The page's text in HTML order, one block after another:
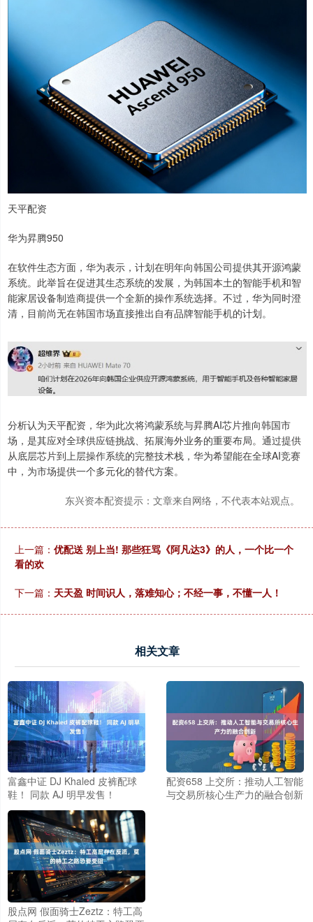
天平配资
华为昇腾950
在软件生态方面，华为表示，计划在明年向韩国公司提供其开源鸿蒙
系统。此举旨在促进其生态系统的发展，为韩国本土的智能手机和智
能家居设备制造商提供一个全新的操作系统选择。不过，华为同时澄
清，目前尚无在韩国市场直接推出自有品牌智能手机的计划。
分析认为天平配资，华为此次将鸿蒙系统与昇腾AI芯片推向韩国市
场，是其应对全球供应链挑战、拓展海外业务的重要布局。通过提供
从底层芯片到上层操作系统的完整技术栈，华为希望能在全球AI竞赛
中，为市场提供一个多元化的替代方案。
东兴资本配资提示：文章来自网络，不代表本站观点。
上一篇： 优配送 别上当! 那些狂骂《阿凡达3》的人，一个比一个
看的欢
下一篇： 天天盈 时间识人，落难知心；不经一事，不懂一人！
相关文章
富鑫中证 DJ Khaled 皮裤配球
鞋！ 同款 AJ 明早发售！
配资658 上交所：推动人工智能
与交易所核心生产力的融合创新
股点网 假面骑士Zeztz：特工高